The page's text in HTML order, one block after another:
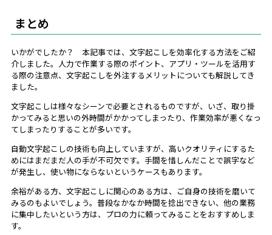
まとめ
いかがでしたか？ 本記事では、文字起こしを効率化する方法をご紹
介しました。人力で作業する際のポイント、アプリ・ツールを活用す
る際の注意点、文字起こしを外注するメリットについても解説してき
ました。
文字起こしは様々なシーンで必要とされるものですが、いざ、取り掛
かってみると思いの外時間がかかってしまったり、作業効率が悪くなっ
てしまったりすることが多いです。
自動文字起こしの技術も向上していますが、高いクオリティにするた
めにはまだまだ人の手が不可欠です。手間を惜しんだことで誤字など
が発生し、使い物にならないというケースもあります。
余裕がある方、文字起こしに関心のある方は、ご自身の技術を磨いて
みるのもよいでしょう。普段なかなか時間を捻出できない、他の業務
に集中したいという方は、プロの力に頼ってみることをおすすめしま
す。